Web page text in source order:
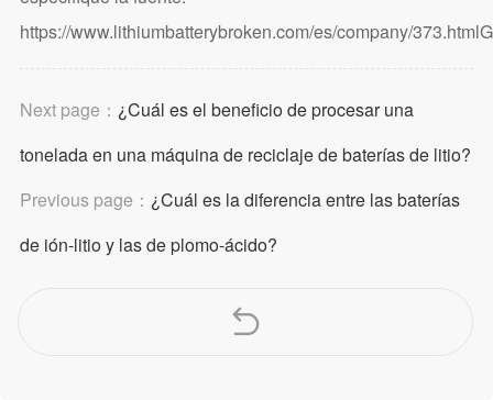
https://www.lithiumbatterybroken.com/es/company/373.html
Next page： ¿Cuál es el beneficio de procesar una
tonelada en una máquina de reciclaje de baterías de litio?
Previous page： ¿Cuál es la diferencia entre las baterías
de ión-litio y las de plomo-ácido?